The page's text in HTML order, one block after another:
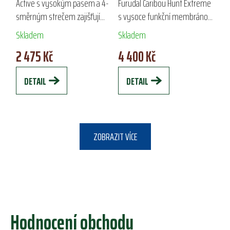
Active s vysokým pasem a 4-
směrným strečem zajišťují
maximální komfort a volnost
pohybu. Vyztužená kolena a
sed garantují dlouhou
životnost, zatímco...
Skladem
2 475 Kč
DETAIL
HUNT EXTREME
Furudal Caribou Hunt Extreme
s vysoce funkční membránou
a propracovaným střihem
jsou skvělou volbou pro lov a
outdoorové aktivity.
Voděodolné zipy a...
Skladem
4 400 Kč
DETAIL
ZOBRAZIT VÍCE
Hodnocení obchodu